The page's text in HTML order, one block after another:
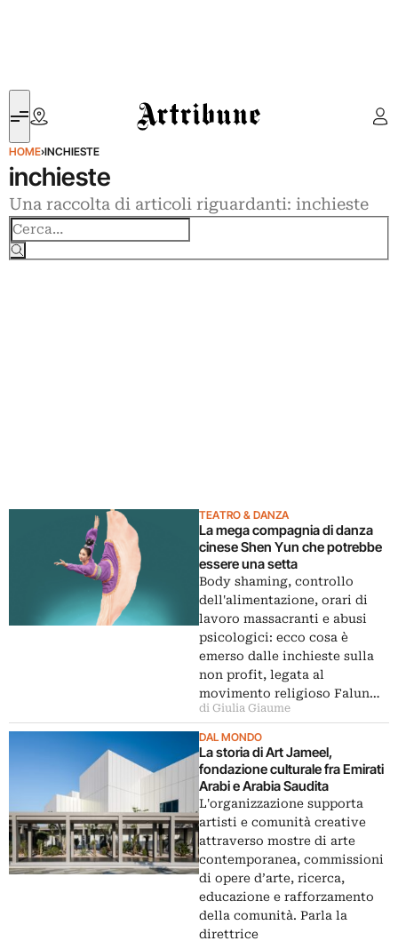
Artribune
HOME›INCHIESTE
inchieste
Una raccolta di articoli riguardanti: inchieste
TEATRO & DANZA
La mega compagnia di danza
cinese Shen Yun che potrebbe
essere una setta
Body shaming, controllo
dell'alimentazione, orari di
lavoro massacranti e abusi
psicologici: ecco cosa è
emerso dalle inchieste sulla
non profit, legata al
movimento religioso Falun…
di Giulia Giaume
DAL MONDO
La storia di Art Jameel,
fondazione culturale fra Emirati
Arabi e Arabia Saudita
L'organizzazione supporta
artisti e comunità creative
attraverso mostre di arte
contemporanea, commissioni
di opere d’arte, ricerca,
educazione e rafforzamento
della comunità. Parla la
direttrice